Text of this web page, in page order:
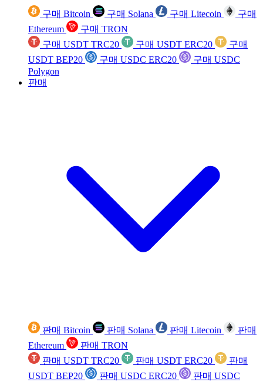
구매 Bitcoin 구매 Solana 구매 Litecoin
구매
Ethereum
구매 TRON
구매 USDT TRC20
구매 USDT ERC20
구매
USDT BEP20
구매 USDC ERC20
구매 USDC
Polygon
판매
판매 Bitcoin 판매 Solana 판매 Litecoin
판매
Ethereum
판매 TRON
판매 USDT TRC20
판매 USDT ERC20
판매
USDT BEP20
판매 USDC ERC20
판매 USDC